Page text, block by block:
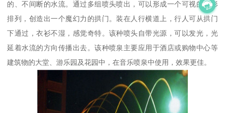
的、不间断的水流。通过多组喷头喷出，可以形成一个可视的拱形
排列，创造出一个魔幻力的拱门。装在人行横道上，行人可从拱门
下通过，衣衫不湿，感觉奇特。该种喷头自带光源，可以发光，光
延着水流的方向传播出去。该种喷泉主要应用于酒店或购物中心等
建筑物的大堂、游乐园及花园中，在音乐喷泉中使用，效果更佳。